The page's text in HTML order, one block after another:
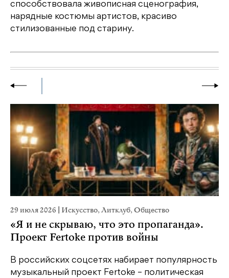
способствовала живописная сценография,
нарядные костюмы артистов, красиво
стилизованные под старину.
29 июля 2026 Искусство,Литклуб,Общество
«Я и не скрываю, что это пропаганда».
Проект Fertoke против войны
В российских соцсетях набирает популярность
музыкальный проект Fertoke – политическая